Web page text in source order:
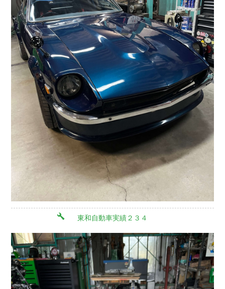
東和自動車実績２３４